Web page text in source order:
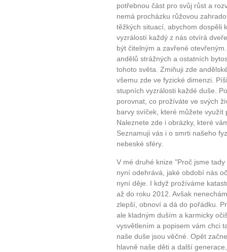
potřebnou část pro svůj růst a
nemá procházku růžovou
těžkých situací, abychom dospěli
vyzrálostí každý z nás otvírá
být čitelným a zavřené
andělů strážných a ostatních
tohoto světa. Zmiňuji zde
všemu zde ve fyzické dimenzi.
stupních vyzrálosti každé duše.
porovnat, co prožíváte ve svých
barvy svíček, které můžete
Naleznete zde i obrázky, které
Seznamuji vás i o smrti našeho
nebeské sféry.
V mé druhé knize "Proč jsme
nyní odehrává, jaké období nás
nyní děje. I když prožíváme
až do roku 2012. Avšak
zlepší, obnoví a dá do pořádku.
ale kladným duším a karmicky
vysvětlením a popisem vám chci
naše duše jsou věčné. Opět
hlavně naše děti a další